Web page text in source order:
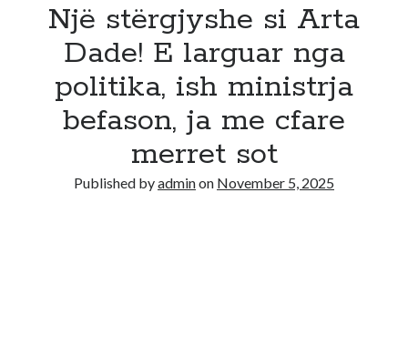
Një stërgjyshe si Arta
Dade! E larguar nga
politika, ish ministrja
befason, ja me cfare
merret sot
Published byadminon November 5, 2025